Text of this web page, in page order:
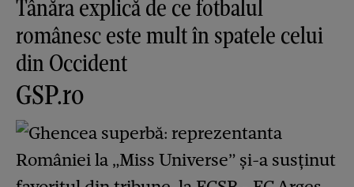
Tânăra explică de ce fotbalul
românesc este mult în spatele celui
din Occident
GSP.ro